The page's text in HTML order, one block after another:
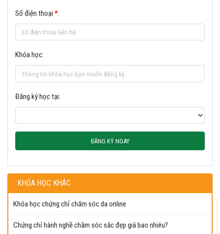
Số điện thoại *:
Khóa học:
Đăng ký học tại:
ĐĂNG KÝ NGAY
KHÓA HỌC KHÁC
Khóa học chứng chỉ chăm sóc da online
Chứng chỉ hành nghề chăm sóc sắc đẹp giá bao nhiêu?